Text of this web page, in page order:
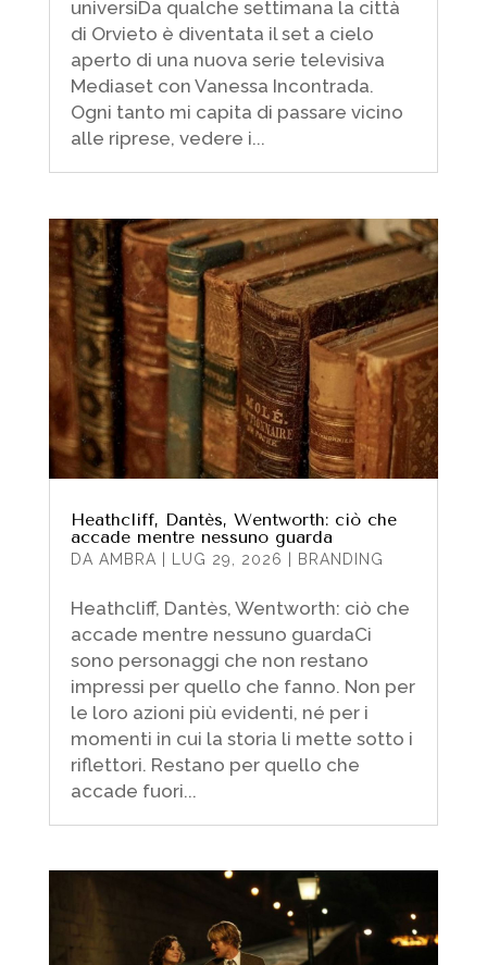
universiDa qualche settimana la città
di Orvieto è diventata il set a cielo
aperto di una nuova serie televisiva
Mediaset con Vanessa Incontrada.
Ogni tanto mi capita di passare vicino
alle riprese, vedere i...
Heathcliff, Dantès, Wentworth: ciò che
accade mentre nessuno guarda
DA AMBRA | LUG 29, 2026 | BRANDING
Heathcliff, Dantès, Wentworth: ciò che
accade mentre nessuno guardaCi
sono personaggi che non restano
impressi per quello che fanno. Non per
le loro azioni più evidenti, né per i
momenti in cui la storia li mette sotto i
riflettori. Restano per quello che
accade fuori...